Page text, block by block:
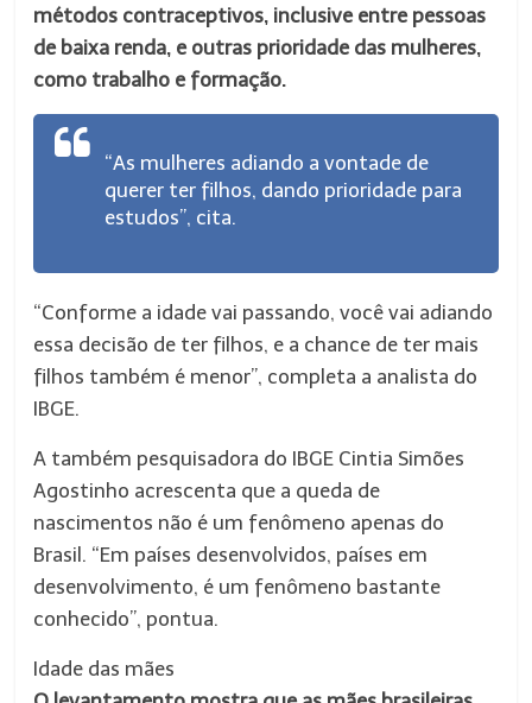
métodos contraceptivos, inclusive entre pessoas
de baixa renda, e outras prioridade das mulheres,
como trabalho e formação.
“As mulheres adiando a vontade de
querer ter filhos, dando prioridade para
estudos”, cita.
“Conforme a idade vai passando, você vai adiando
essa decisão de ter filhos, e a chance de ter mais
filhos também é menor”, completa a analista do
IBGE.
A também pesquisadora do IBGE Cintia Simões
Agostinho acrescenta que a queda de
nascimentos não é um fenômeno apenas do
Brasil. “Em países desenvolvidos, países em
desenvolvimento, é um fenômeno bastante
conhecido”, pontua.
Idade das mães